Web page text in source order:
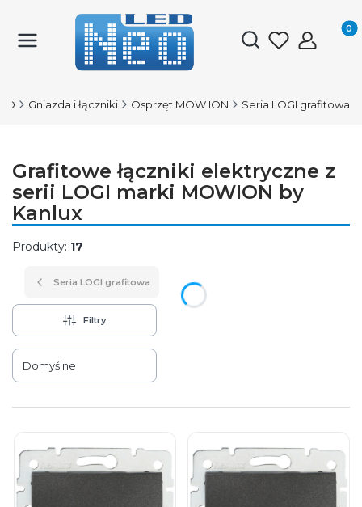
Otwórz
Gniazda i łączniki Osprzęt MOW ION Seria LOGI grafitowa
Grafitowe łączniki elektryczne z
serii LOGI marki MOWION by
Kanlux
Produkty: 17
Seria LOGI grafitowa
Filtry
Lista produktów
Domyślne